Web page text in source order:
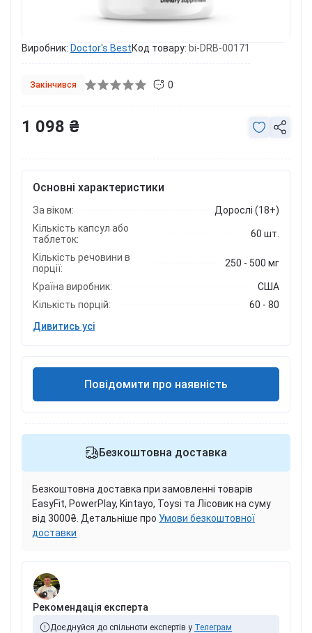
Виробник: Doctor's BestКод товару: bi-DRB-00171
Закінчився 0
Основні характеристики
За віком:
Дорослі (18+)
Кількість капсул або
таблеток:
60 шт.
Кількість речовини в
порції:
250 - 500 мг
Країна виробник:
США
Кількість порцій:
60 - 80
Дивитись усі
1 098 ₴
Повідомити про наявність
Безкоштовна доставка
Безкоштовна доставка при замовленні товарів
EasyFit, PowerPlay, Kintayo, Toysi та Лісовик на суму
від 3000₴. Детальніше про Умови безкоштовної
доставки
Рекомендація експерта
Доєднуйся до спільноти експертів у Телеграм